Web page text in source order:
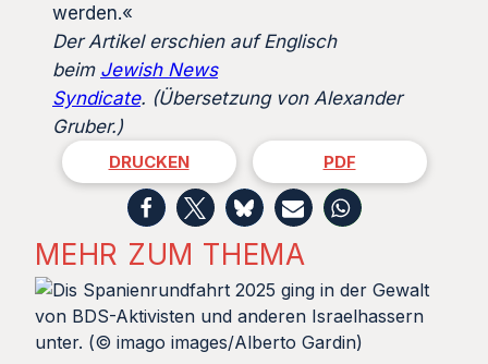
werden.«
Der Artikel erschien auf Englisch
beim Jewish News
Syndicate. (Übersetzung von Alexander
Gruber.)
DRUCKEN PDF
MEHR ZUM THEMA